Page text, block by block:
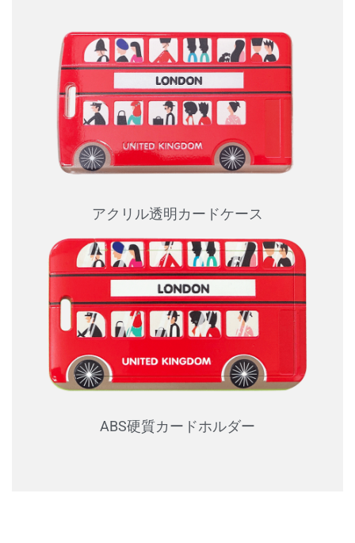
アクリル透明カードケース
ABS硬質カードホルダー